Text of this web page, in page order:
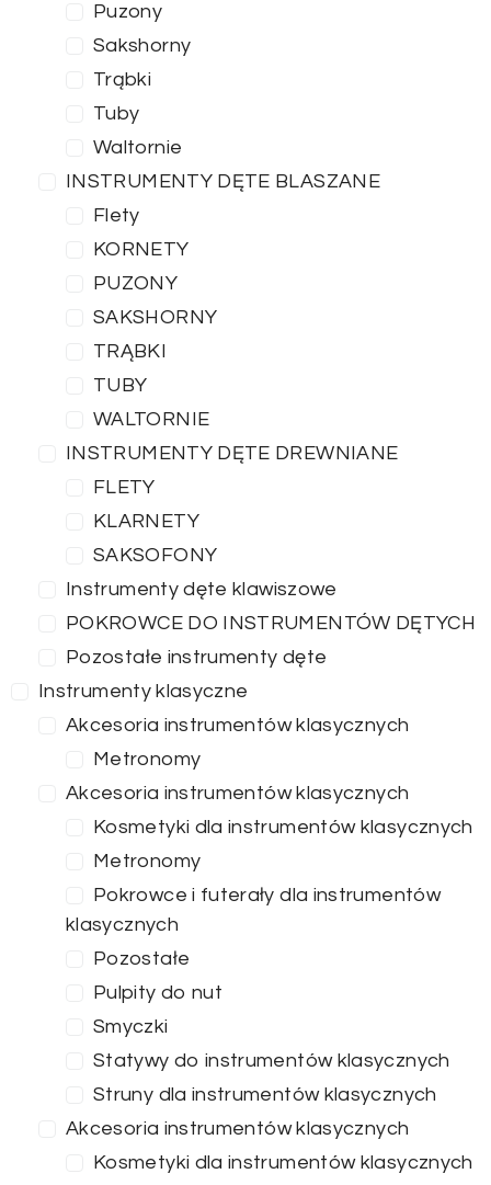
Puzony
Sakshorny
Trąbki
Tuby
Waltornie
INSTRUMENTY DĘTE BLASZANE
Flety
KORNETY
PUZONY
SAKSHORNY
TRĄBKI
TUBY
WALTORNIE
INSTRUMENTY DĘTE DREWNIANE
FLETY
KLARNETY
SAKSOFONY
Instrumenty dęte klawiszowe
POKROWCE DO INSTRUMENTÓW DĘTYCH
Pozostałe instrumenty dęte
Instrumenty klasyczne
Akcesoria instrumentów klasycznych
Metronomy
Akcesoria instrumentów klasycznych
Kosmetyki dla instrumentów klasycznych
Metronomy
Pokrowce i futerały dla instrumentów
klasycznych
Pozostałe
Pulpity do nut
Smyczki
Statywy do instrumentów klasycznych
Struny dla instrumentów klasycznych
Akcesoria instrumentów klasycznych
Kosmetyki dla instrumentów klasycznych